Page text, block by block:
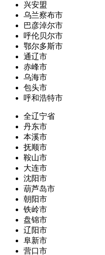
兴安盟
乌兰察布市
巴彦淖尔市
呼伦贝尔市
鄂尔多斯市
通辽市
赤峰市
乌海市
包头市
呼和浩特市
全辽宁省
丹东市
本溪市
抚顺市
鞍山市
大连市
沈阳市
葫芦岛市
朝阳市
铁岭市
盘锦市
辽阳市
阜新市
营口市